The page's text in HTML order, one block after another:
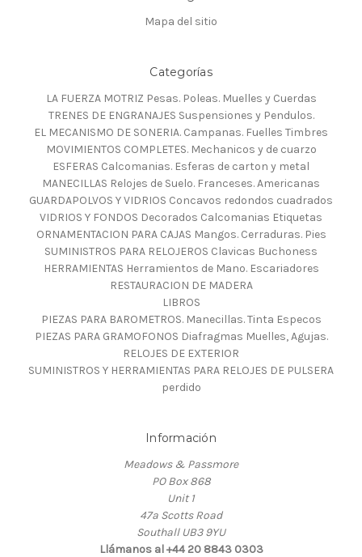
Mapa del sitio
Categorías
LA FUERZA MOTRIZ Pesas. Poleas. Muelles y Cuerdas
TRENES DE ENGRANAJES Suspensiones y Pendulos.
EL MECANISMO DE SONERIA. Campanas. Fuelles Timbres
MOVIMIENTOS COMPLETES. Mechanicos y de cuarzo
ESFERAS Calcomanias. Esferas de carton y metal
MANECILLAS Relojes de Suelo. Franceses. Americanas
GUARDAPOLVOS Y VIDRIOS Concavos redondos cuadrados
VIDRIOS Y FONDOS Decorados Calcomanias Etiquetas
ORNAMENTACION PARA CAJAS Mangos. Cerraduras. Pies
SUMINISTROS PARA RELOJEROS Clavicas Buchoness
HERRAMIENTAS Herramientos de Mano. Escariadores
RESTAURACION DE MADERA
LIBROS
PIEZAS PARA BAROMETROS. Manecillas. Tinta Especos
PIEZAS PARA GRAMOFONOS Diafragmas Muelles, Agujas.
RELOJES DE EXTERIOR
SUMINISTROS Y HERRAMIENTAS PARA RELOJES DE PULSERA
perdido
Información
Meadows & Passmore
PO Box 868
Unit 1
47a Scotts Road
Southall UB3 9YU
Llámanos al +44 20 8843 0303